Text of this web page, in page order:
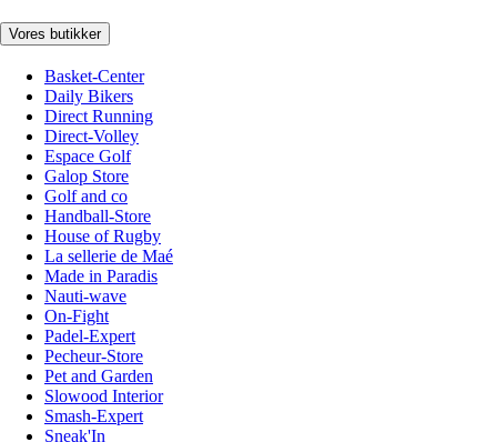
Vores butikker
Basket-Center
Daily Bikers
Direct Running
Direct-Volley
Espace Golf
Galop Store
Golf and co
Handball-Store
House of Rugby
La sellerie de Maé
Made in Paradis
Nauti-wave
On-Fight
Padel-Expert
Pecheur-Store
Pet and Garden
Slowood Interior
Smash-Expert
Sneak'In